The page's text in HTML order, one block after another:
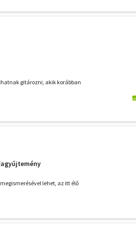
gitározni, akik korábban
lehet, az itt élő